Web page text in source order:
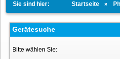
Sie sind hier: Startseite
Gerätesuche
Bitte wählen Sie: